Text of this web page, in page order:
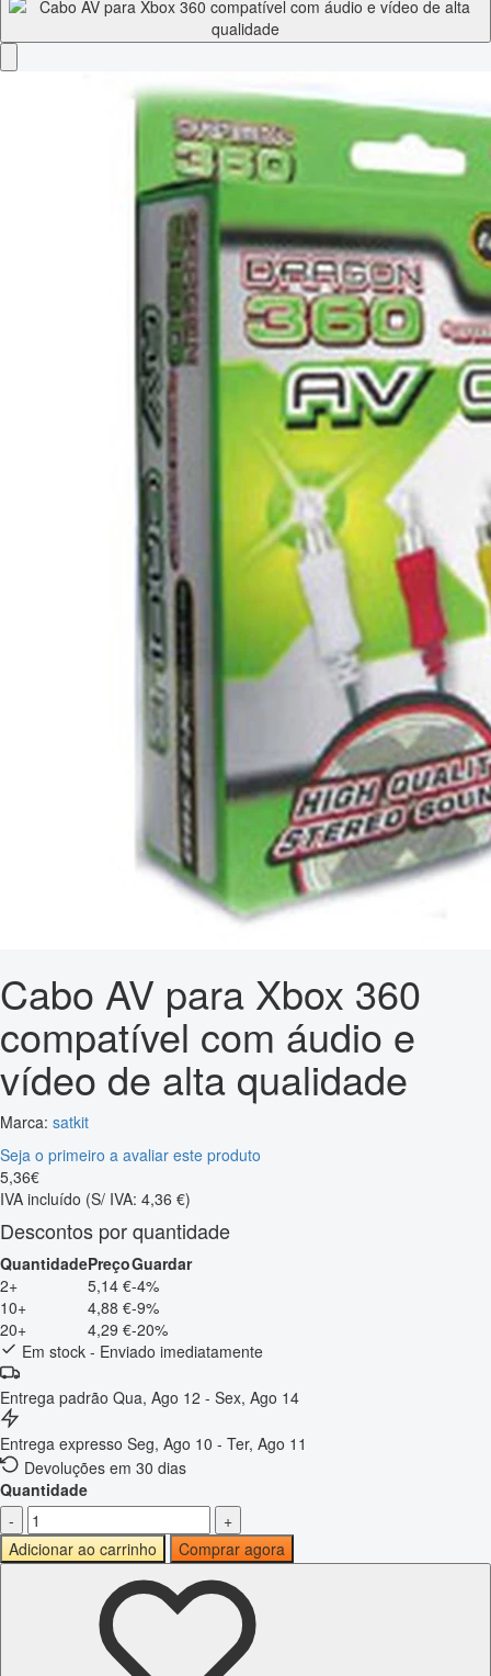
Cabo AV para Xbox 360
compatível com áudio e
vídeo de alta qualidade
Marca: satkit
Seja o primeiro a avaliar este produto
5,36€
IVA incluído (S/ IVA: 4,36 €)
Descontos por quantidade
QuantidadePreçoGuardar
2+
5,14 €-4%
10+
4,88 €-9%
20+
4,29 €-20%
Em stock - Enviado imediatamente
Entrega padrão Qua, Ago 12 - Sex, Ago 14
Entrega expresso Seg, Ago 10 - Ter, Ago 11
Devoluções em 30 dias
Quantidade
-
+
Adicionar ao carrinho
Comprar agora